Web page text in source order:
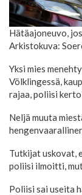
Hätäajoneuvo,
Arkistokuva:
Yksi mies
Völklingessä,
rajaa, poliisi
Neljä muuta
Tutkijat uskovat,
poliisi ilmoitti,
Poliisi sai useita